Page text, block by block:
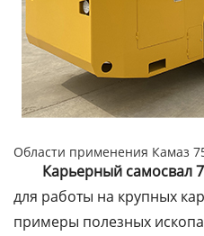
Области применения Камаз
Карьерный самосвал
для работы на крупных
примеры полезных